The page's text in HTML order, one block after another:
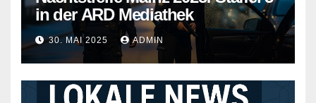
in der ARD Mediathek
30. MAI 2025 ADMIN